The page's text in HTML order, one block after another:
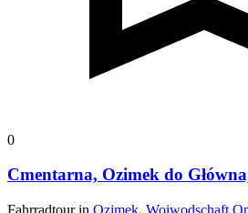
0
Cmentarna, Ozimek do